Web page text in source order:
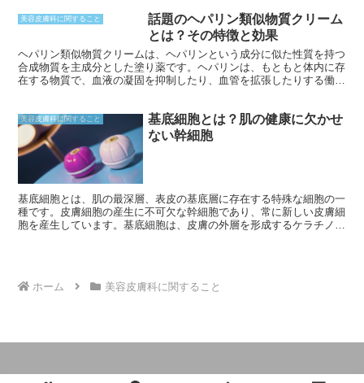
されて黒くなります。さらに、「赤ニキビ」は、炎症を起こした状態
で、赤みを帯びて膿が出ることがあります。重症化すると、「嚢胞性
ニキビ」となり、硬く痛みを伴う大きなニキビになります。したがっ
て、ニキビの種類を正しく認識することが、適切な治療につながりま
す。
美容皮膚科に関すること
話題のヘパリン類似物質クリーム
とは？その特徴と効果
ヘパリン類似物質クリームは、ヘパリンという成分に似た性質を持つ
合成物質を主成分とした塗り薬です。ヘパリンは、もともと体内に存
在する物質で、血液の凝固を抑制したり、血管を拡張したりする働き
す。ただし、ヘパリンと完全に同じ成分ではないため、効果や安全性
は異なります。
美容皮膚科に関すること
基底細胞とは？肌の健康に欠かせ
ない幹細胞
基底細胞とは、肌の最深層、表皮の基底層に存在する特殊な細胞の一
種です。皮膚細胞の産生に不可欠な幹細胞であり、常に新しい皮膚細
胞を産生しています。基底細胞は、皮膚の外層を形成するケラチノサ
ホーム 美容皮膚科に関すること